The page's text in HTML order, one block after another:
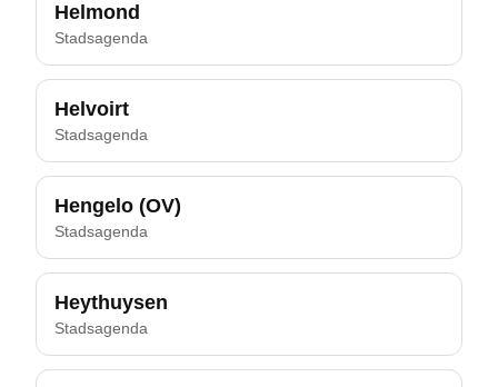
Helmond
Stadsagenda
Helvoirt
Stadsagenda
Hengelo (OV)
Stadsagenda
Heythuysen
Stadsagenda